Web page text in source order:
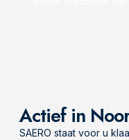
Actief in
SAERO staat voor u